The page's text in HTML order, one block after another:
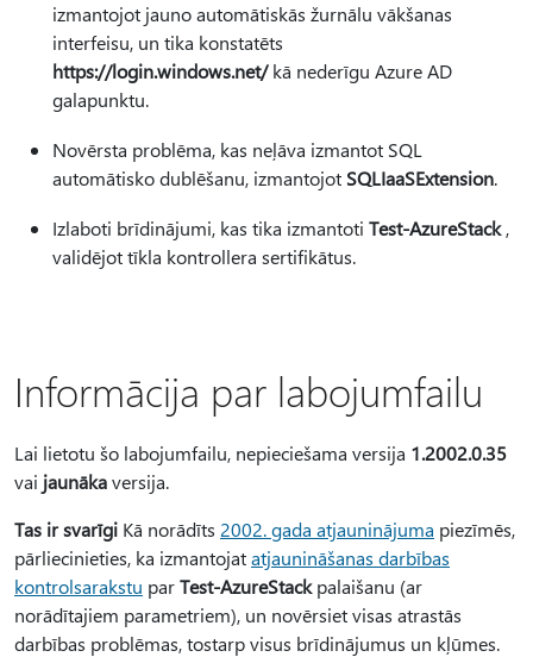
izmantojot jauno automātiskās žurnālu vākšanas
interfeisu, un tika konstatēts
https://login.windows.net/kā nederīgu Azure AD
galapunktu.
Novērsta problēma, kas neļāva izmantot SQL
automātisko dublēšanu, izmantojot SQLIaaSExtension.
Izlaboti brīdinājumi, kas tika izmantoti Test-AzureStack,
validējot tīkla kontrollera sertifikātus.
Informācija par labojumfailu
Lai lietotu šo labojumfailu, nepieciešama versija 1.2002.0.35
vai jaunākaversija.
Tas ir svarīgi Kā norādīts 2002. gada atjauninājuma piezīmēs,
pārliecinieties, ka izmantojatatjaunināšanas darbības
kontrolsarakstu parTest-AzureStackpalaišanu (ar
norādītajiem parametriem), un novērsiet visas atrastās
darbības problēmas, tostarp visus brīdinājumus un kļūmes.